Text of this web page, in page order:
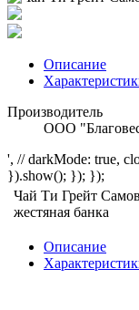
Описание
Производитель
ООО
', // darkMode: true,
}).show(); }); });
Чай Ти Грейт
жестяная банка
Описание